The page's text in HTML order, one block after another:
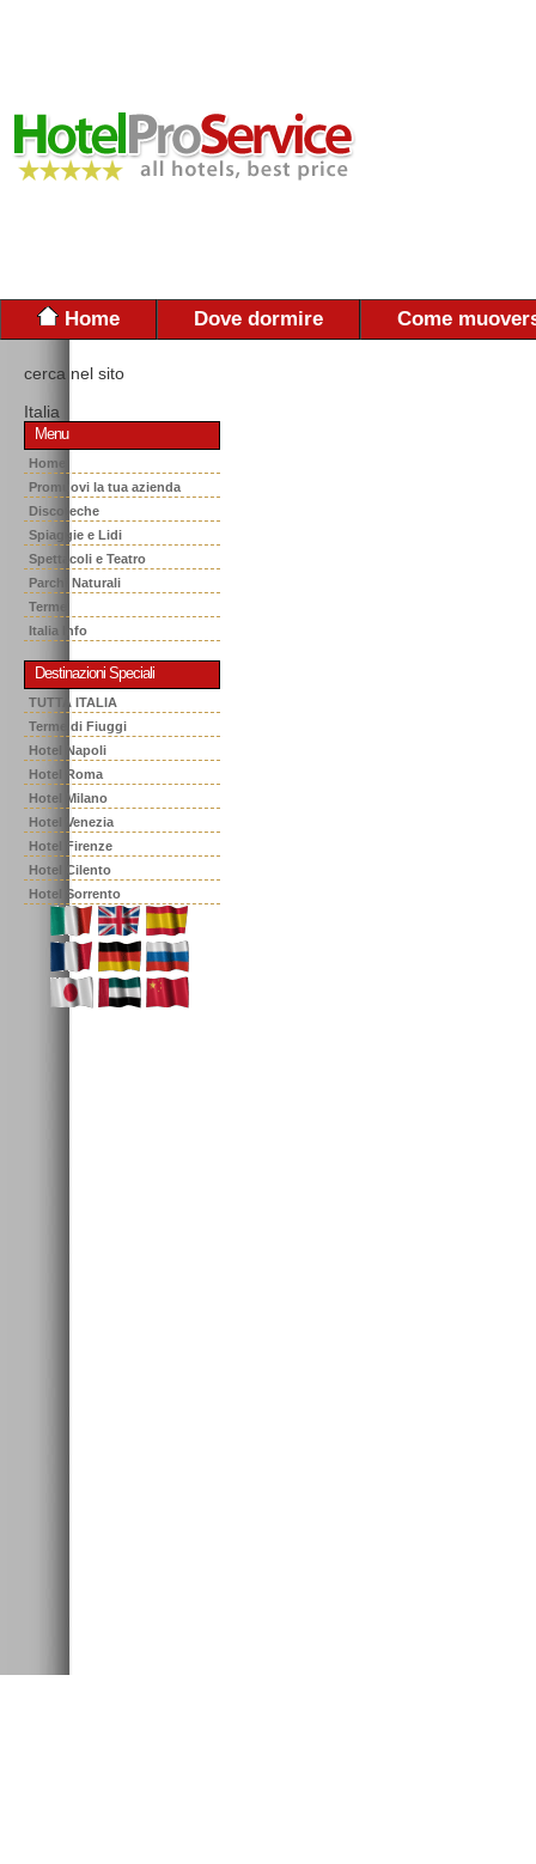
Home Dove dormire Come
cerca nel sito
Italia
Menu
Home
Promuovi la tua azienda
Discoteche
Spiaggie e Lidi
Spettacoli e Teatro
Parchi Naturali
Terme
Italia Info
Destinazioni Speciali
TUTTA ITALIA
Terme di Fiuggi
Hotel Napoli
Hotel Roma
Hotel Milano
Hotel Venezia
Hotel Firenze
Hotel Cilento
Hotel Sorrento